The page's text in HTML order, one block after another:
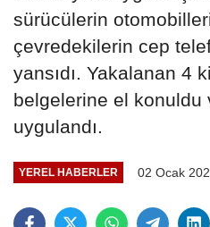
sürücülerin
çevredekilerin cep
yansıdı. Yakalanan 4
belgelerine el konuldu
uygulandı.
YEREL HABERLER 02 Ocak